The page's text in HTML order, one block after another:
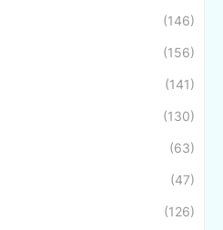
(146)
(156)
(141)
(130)
(63)
(47)
(126)